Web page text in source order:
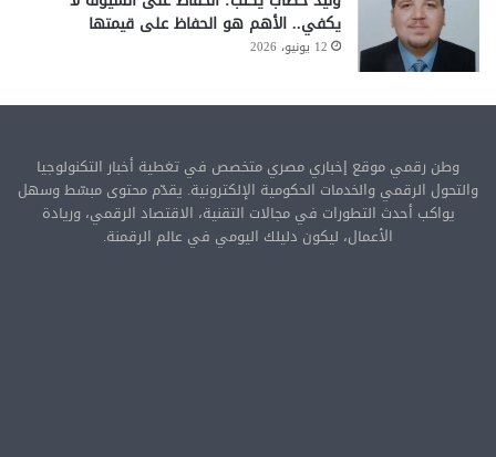
يكفي.. الأهم هو الحفاظ على قيمتها
12 يونيو، 2026
وطن رقمي موقع إخباري مصري متخصص في تغطية أخبار التكنولوجيا
والتحول الرقمي والخدمات الحكومية الإلكترونية. يقدّم محتوى مبسّط وسهل
يواكب أحدث التطورات في مجالات التقنية، الاقتصاد الرقمي، وريادة
الأعمال، ليكون دليلك اليومي في عالم الرقمنة.